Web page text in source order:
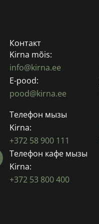
Контакт
Kirna mõis:
info@kirna.ee
E-pood:
pood@kirna.ee
Телефон мызы
Kirna:
+372 58 900 111
Телефон кафе мызы
Kirna:
+372 53 800 400